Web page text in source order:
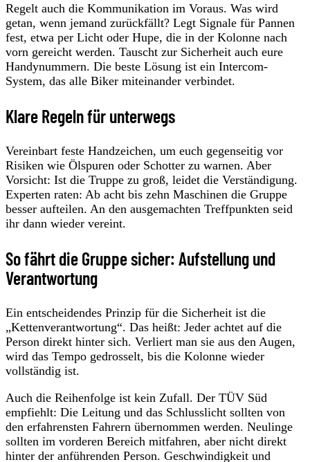
Regelt auch die Kommunikation im Voraus. Was wird
getan, wenn jemand zurückfällt? Legt Signale für Pannen
fest, etwa per Licht oder Hupe, die in der Kolonne nach
vorn gereicht werden. Tauscht zur Sicherheit auch eure
Handynummern. Die beste Lösung ist ein Intercom-
System, das alle Biker miteinander verbindet.
Klare Regeln für unterwegs
Vereinbart feste Handzeichen, um euch gegenseitig vor
Risiken wie Ölspuren oder Schotter zu warnen. Aber
Vorsicht: Ist die Truppe zu groß, leidet die Verständigung.
Experten raten: Ab acht bis zehn Maschinen die Gruppe
besser aufteilen. An den ausgemachten Treffpunkten seid
ihr dann wieder vereint.
So fährt die Gruppe sicher: Aufstellung und
Verantwortung
Ein entscheidendes Prinzip für die Sicherheit ist die
„Kettenverantwortung“. Das heißt: Jeder achtet auf die
Person direkt hinter sich. Verliert man sie aus den Augen,
wird das Tempo gedrosselt, bis die Kolonne wieder
vollständig ist.
Auch die Reihenfolge ist kein Zufall. Der TÜV Süd
empfiehlt: Die Leitung und das Schlusslicht sollten von
den erfahrensten Fahrern übernommen werden. Neulinge
sollten im vorderen Bereich mitfahren, aber nicht direkt
hinter der anführenden Person. Geschwindigkeit und